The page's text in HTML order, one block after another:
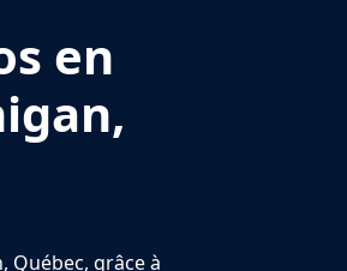
en
Québec, grâce à